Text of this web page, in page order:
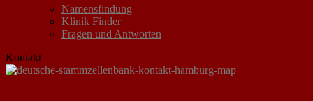
Namensfindung
Klinik Finder
Fragen und Antworten
Kontakt